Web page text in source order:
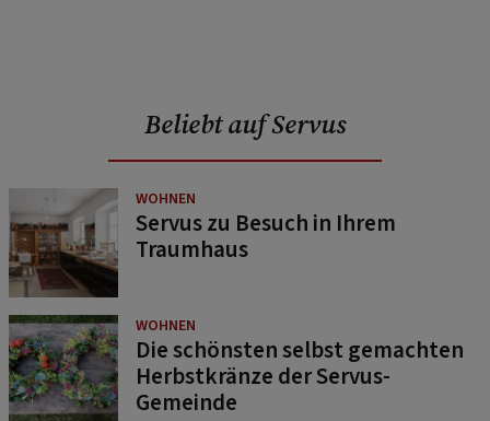
Beliebt auf Servus
WOHNEN
Servus zu Besuch in Ihrem
Traumhaus
WOHNEN
Die schönsten selbst gemachten
Herbstkränze der Servus-
Gemeinde